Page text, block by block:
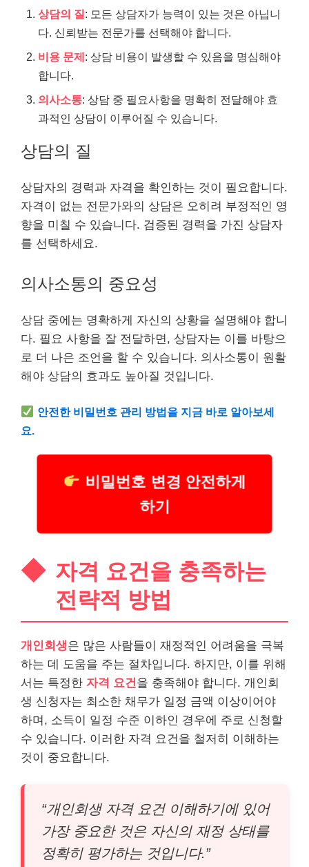
상담의 질: 모든 상담자가 능력이 있는 것은 아닙니
다. 신뢰받는 전문가를 선택해야 합니다.
비용 문제: 상담 비용이 발생할 수 있음을 명심해야
합니다.
의사소통: 상담 중 필요사항을 명확히 전달해야 효
과적인 상담이 이루어질 수 있습니다.
상담의 질
상담자의 경력과 자격을 확인하는 것이 필요합니다.
자격이 없는 전문가와의 상담은 오히려 부정적인 영
향을 미칠 수 있습니다. 검증된 경력을 가진 상담자
를 선택하세요.
의사소통의 중요성
상담 중에는 명확하게 자신의 상황을 설명해야 합니
다. 필요 사항을 잘 전달하면, 상담자는 이를 바탕으
로 더 나은 조언을 할 수 있습니다. 의사소통이 원활
해야 상담의 효과도 높아질 것입니다.
안전한 비밀번호 관리 방법을 지금 바로 알아보세
요.
비밀번호 변경 안전하게
하기
자격 요건을 충족하는
전략적 방법
개인회생은 많은 사람들이 재정적인 어려움을 극복
하는 데 도움을 주는 절차입니다. 하지만, 이를 위해
서는 특정한 자격 요건 을 충족해야 합니다. 개인회
생 신청자는 최소한 채무가 일정 금액 이상이어야
하며, 소득이 일정 수준 이하인 경우에 주로 신청할
수 있습니다. 이러한 자격 요건을 철저히 이해하는
것이 중요합니다.
“개인회생 자격 요건 이해하기에 있어
가장 중요한 것은 자신의 재정 상태를
정확히 평가하는 것입니다.”